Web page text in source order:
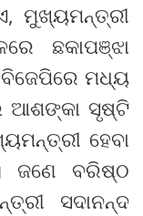
ମୁଖ୍ୟମନ୍ତ୍ରୀ
ଛକାପଞ୍ଝା
ମଧ୍ୟ
ଆଶଙ୍କା ସୃଷ୍ଟି
ହେବା
ଜଣେ ବରିଷ୍ଠ
ସଦାନନ୍ଦ